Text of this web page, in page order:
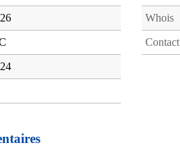
Whois
Contact